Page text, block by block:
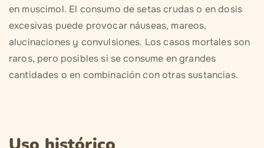
en muscimol. El consumo de setas crudas o en dosis
excesivas puede provocar náuseas, mareos,
alucinaciones y convulsiones. Los casos mortales son
raros, pero posibles si se consume en grandes
cantidades o en combinación con otras sustancias.